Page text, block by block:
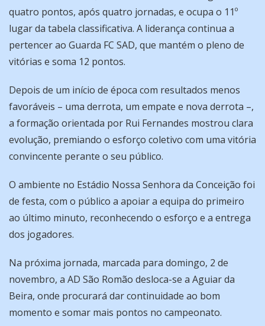
quatro pontos, após quatro jornadas, e ocupa o 11º
lugar da tabela classificativa. A liderança continua a
pertencer ao Guarda FC SAD, que mantém o pleno de
vitórias e soma 12 pontos.
Depois de um início de época com resultados menos
favoráveis – uma derrota, um empate e nova derrota –,
a formação orientada por Rui Fernandes mostrou clara
evolução, premiando o esforço coletivo com uma vitória
convincente perante o seu público.
O ambiente no Estádio Nossa Senhora da Conceição foi
de festa, com o público a apoiar a equipa do primeiro
ao último minuto, reconhecendo o esforço e a entrega
dos jogadores.
Na próxima jornada, marcada para domingo, 2 de
novembro, a AD São Romão desloca-se a Aguiar da
Beira, onde procurará dar continuidade ao bom
momento e somar mais pontos no campeonato.